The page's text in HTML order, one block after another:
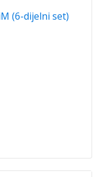
(6-dijelni set)